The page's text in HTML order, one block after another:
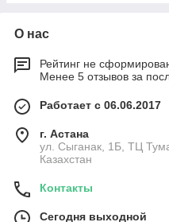
О нас
Рейтинг не
Менее 5 отзывов за
Работает с 06.06.2017
г. Астана
ул. Сыганак, 1Б, ТЦ
Казахстан
Контакты
Сегодня выходной